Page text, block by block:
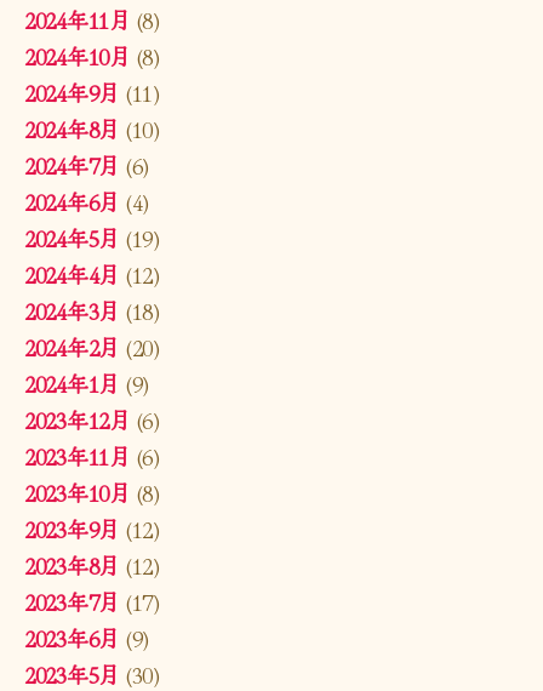
2024年11月 (8)
2024年10月 (8)
2024年9月 (11)
2024年8月 (10)
2024年7月 (6)
2024年6月 (4)
2024年5月 (19)
2024年4月 (12)
2024年3月 (18)
2024年2月 (20)
2024年1月 (9)
2023年12月 (6)
2023年11月 (6)
2023年10月 (8)
2023年9月 (12)
2023年8月 (12)
2023年7月 (17)
2023年6月 (9)
2023年5月 (30)